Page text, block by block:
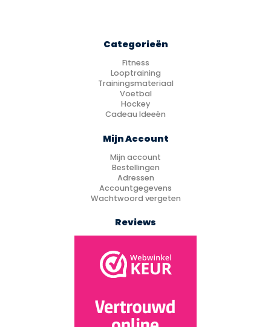
Categorieën
Fitness
Looptraining
Trainingsmateriaal
Voetbal
Hockey
Cadeau Ideeën
Mijn Account
Mijn account
Bestellingen
Adressen
Accountgegevens
Wachtwoord vergeten
Reviews